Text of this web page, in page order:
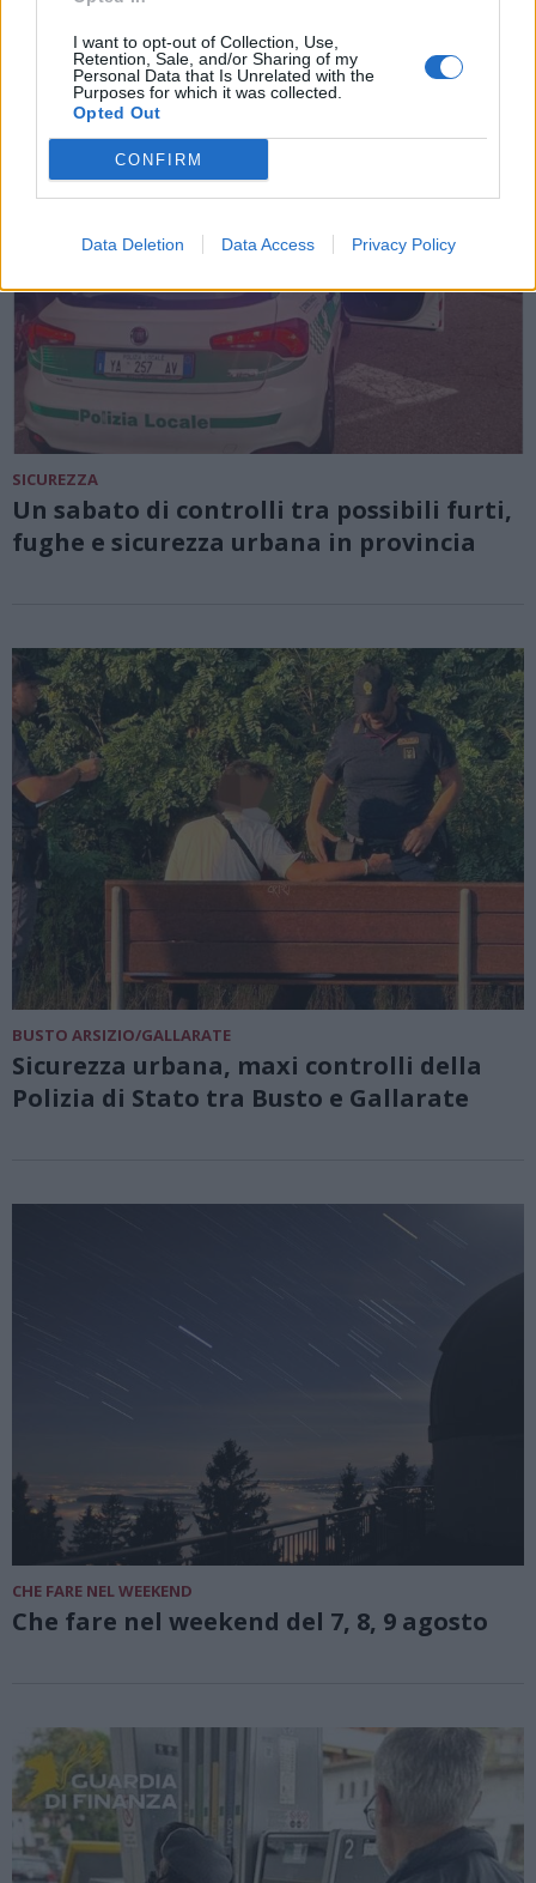
I want to opt-out of Collection, Use,
Retention, Sale, and/or Sharing of my
Personal Data that Is Unrelated with the
Purposes for which it was collected.
Opted Out
CONFIRM
Data Deletion Data Access Privacy Policy
ALTRE NOTIZIE DI GALLARATE
SICUREZZA
Un sabato di controlli tra possibili furti,
fughe e sicurezza urbana in provincia
BUSTO ARSIZIO/GALLARATE
Sicurezza urbana, maxi controlli della
Polizia di Stato tra Busto e Gallarate
CHE FARE NEL WEEKEND
Che fare nel weekend del 7, 8, 9 agosto